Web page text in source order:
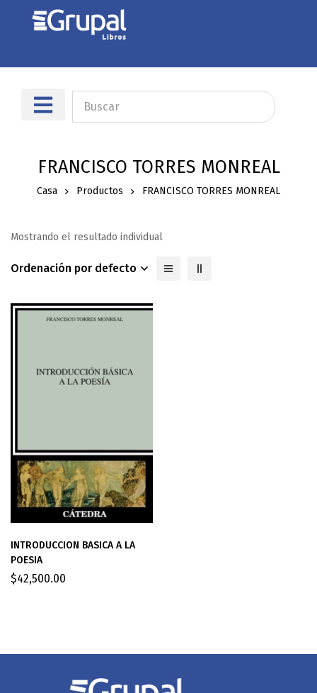
FRANCISCO TORRES MONREAL
Casa Productos FRANCISCO TORRES MONREAL
Mostrando el resultado individual
Ordenación por defecto
INTRODUCCION BASICA A LA
POESIA
$42,500.00